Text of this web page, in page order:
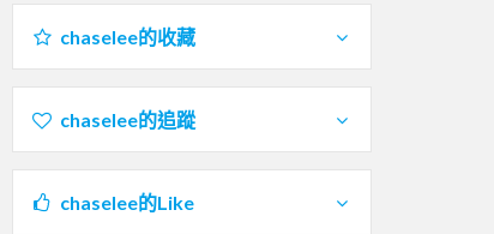
chaselee的收藏
chaselee的追蹤
chaselee的Like